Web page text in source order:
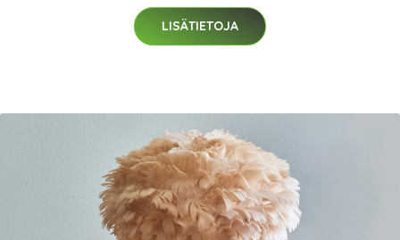
LISÄTIETOJA